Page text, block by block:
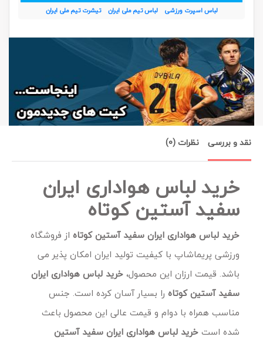
لباس اسپرت ورزشی لباس تیم ملی ایران تیشرت تیم ملی ایران
نقد و بررسی نظرات (0)
خرید لباس هواداری ایران
سفید آستین کوتاه
خرید لباس هواداری ایران سفید آستین کوتاه از فروشگاه
ورزشی پریماشاپ با کیفیت تولید ایران امکان پذیر می
باشد. قیمت ارزان این محصول،خرید لباس هواداری ایران
سفید آستین کوتاه را بسیار آسان کرده است. جنس
مناسب همراه با دوام و قیمت عالی این محصول باعث
شده استخرید لباس هواداری ایران سفید آستین